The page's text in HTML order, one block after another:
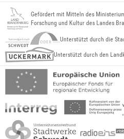
Gefördert mit Mitteln des
Forschung und Kultur des Landes
Unterstützt durch die
Unterstützt durch den